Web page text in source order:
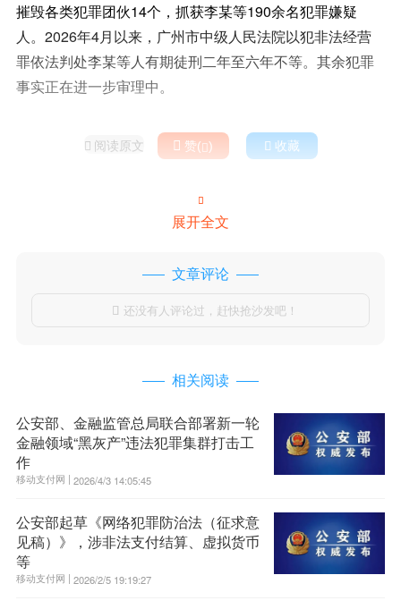
摧毁各类犯罪团伙14个，抓获李某等190余名犯罪嫌疑
人。2026年4月以来，广州市中级人民法院以犯非法经营
罪依法判处李某等人有期徒刑二年至六年不等。其余犯罪
事实正在进一步审理中。
 阅读原文  赞()  收藏

展开全文
文章评论
 还没有人评论过，赶快抢沙发吧！
相关阅读
公安部、金融监管总局联合部署新一轮
金融领域“黑灰产”违法犯罪集群打击工
作
移动支付网 | 2026/4/3 14:05:45
公安部起草《网络犯罪防治法（征求意
见稿）》，涉非法支付结算、虚拟货币
等
移动支付网 | 2026/2/5 19:19:27